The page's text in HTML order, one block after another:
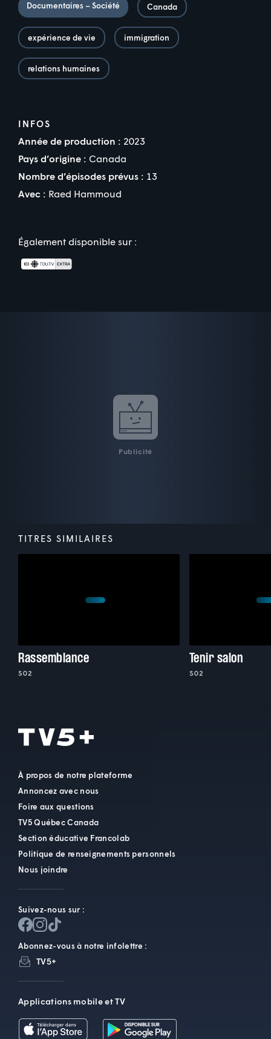
Documentaires – Société Canada
expérience de vie immigration
relations humaines
INFOS
Année de production : 2023
Pays d’origine : Canada
Nombre d’épisodes prévus : 13
Avec : Raed Hammoud
Également disponible sur :
Publicité
TITRES SIMILAIRES
Rassemblance
S02
Tenir salon
S02
À propos de notre plateforme
Annoncez avec nous
Foire aux questions
TV5 Québec Canada
Section éducative Francolab
Politique de renseignements personnels
Nous joindre
Suivez-nous sur :
Abonnez-vous à notre infolettre :
TV5+
Applications mobile et TV